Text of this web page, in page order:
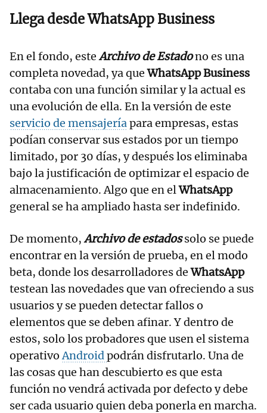
Llega desdeWhatsApp Business
En el fondo, esteArchivo de Estadono es una
completa novedad, ya queWhatsApp Business
contaba con una función similar y la actual es
una evolución de ella. En la versión de este
servicio de mensajeríapara empresas, estas
podían conservar sus estados por un tiempo
limitado, por 30 días, y después los eliminaba
bajo la justificación de optimizar el espacio de
almacenamiento. Algo que en elWhatsApp
general se ha ampliado hasta ser indefinido.
De momento,Archivo de estadossolo se puede
encontrar en la versión de prueba, en el modo
beta, donde los desarrolladores deWhatsApp
testean las novedades que van ofreciendo a sus
usuarios y se pueden detectar fallos o
elementos que se deben afinar. Y dentro de
estos, solo los probadores que usen el sistema
operativoAndroidpodrán disfrutarlo. Una de
las cosas que han descubierto es que esta
función no vendrá activada por defecto y debe
ser cada usuario quien deba ponerla en marcha.